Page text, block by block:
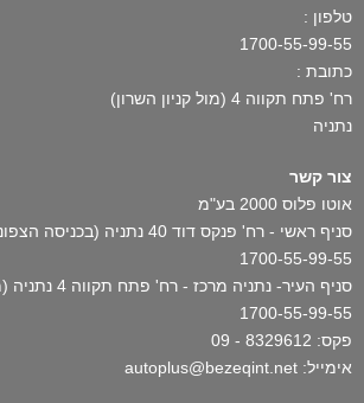
טלפון :
1700-55-99-55
כתובת :
רח' פתח תקווה 4 (מול קניון השרון)
נתניה
צור קשר
אוטו פלוס 2000 בע"מ
סניף ראשי - רח' פנקס דוד 40 נתניה
1700-55-99-55
סניף העיר- נתניה
1700-55-99-55
פקס: 8329612 - 09
אימייל: autoplus@bezeqint.net